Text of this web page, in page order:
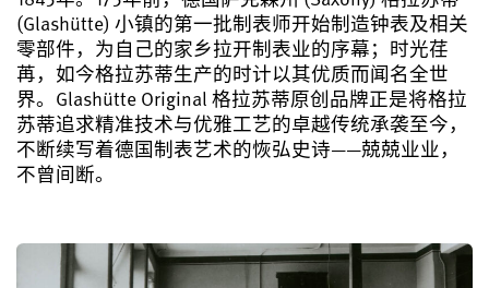
(Glashütte) 小镇的第一批制表师开始制造钟表及相关
零部件，为自己的家乡拉开制表业的序幕；时光荏
苒，如今格拉苏蒂生产的时计以其优质而闻名全世
界。Glashütte Original 格拉苏蒂原创品牌正是将格拉
苏蒂追求精准技术与优雅工艺的卓越传统承袭至今，
不断续写着德国制表艺术的恢弘史诗——兢兢业业，
不曾间断。